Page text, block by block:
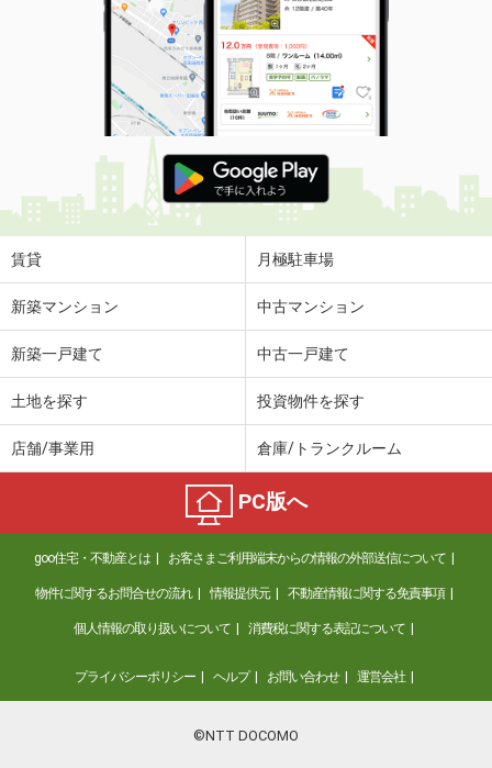
賃貸 月極駐車場
新築マンション 中古マンション
新築一戸建て 中古一戸建て
土地を探す 投資物件を探す
店舗/事業用 倉庫/トランクルーム
PC版へ
goo住宅・不動産とは お客さまご利用端末からの情報の外部送信について
物件に関するお問合せの流れ 情報提供元 不動産情報に関する免責事項
個人情報の取り扱いについて 消費税に関する表記について
プライバシーポリシー ヘルプ お問い合わせ 運営会社
©NTT DOCOMO